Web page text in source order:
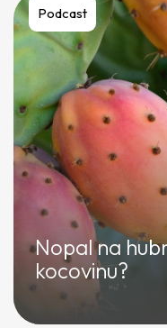
Podcast
Nopal na
kocovinu?